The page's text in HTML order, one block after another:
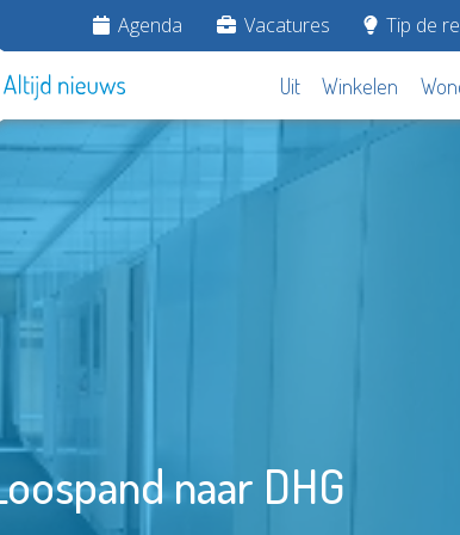
Agenda Vacatures Tip de
Uit Winkelen
naar DHG